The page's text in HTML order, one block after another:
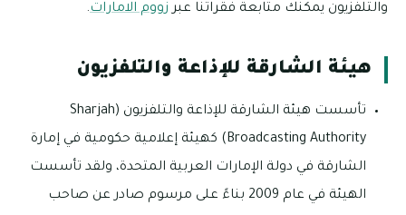
والتلفزيون يمكنك متابعة فقراتنا عبر زووم الامارات.
هيئة الشارقة للإذاعة والتلفزيون
تأسست هيئة الشارقة للإذاعة والتلفزيون (Sharjah
Broadcasting Authority) كهيئة إعلامية حكومية في إمارة
الشارقة في دولة الإمارات العربية المتحدة، ولقد تأسست
الهيئة في عام 2009 بناءً على مرسوم صادر عن صاحب